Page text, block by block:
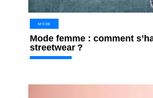
MODE
Mode femme : comment
streetwear ?